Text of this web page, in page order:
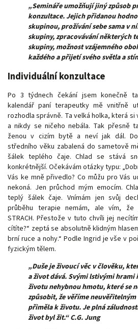
„Semináře umožňují jiný způsob
konzultace. Jejich přidanou
skupinou, prožívání sebe sama v
skupiny, zpracovávání některých
skupiny, možnost vzájemného
každého a přijetí svého světla a
Individuální konzultace
Po 3 týdnech čekání jsem konečně
kalendář paní terapeutky mě vnitřně
rozhodla správně. Ta velká holka, která
a nikdy se ničeho nebála. Tak přesně
ženou v cizím bytě a neví jak dál.
středního věku zabalená do sametově
šálek teplého čaje. Chlad se stává
konkrétnější. Očekávám otázky typu:
Vás ke mně přivedlo? Co můžu pro Vás
nekoná. Jen průchod mým emocím.
teplý šálek čaje. Vnímám jen svůj
průběhu terapie nemám, ale vím, že
STRACH. Přestože v tuto chvíli jej
cítíte?“ zeptá se absolutně klidným
brní ruce a nohy.“ Podle Ingrid je vše v
fyzickým tělem.
„Duše je živoucí věc v člověku,
a život dává. Svými lstivými hrami
životu nehybnou hmotu, které se
způsobit, že věříme neuvěřitelným
přiměla k životu. Je plná
život byl žit.“ C.G. Jung